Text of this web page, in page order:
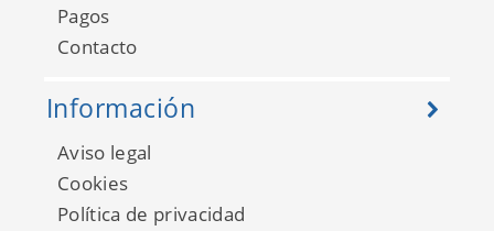
Pagos
Contacto
Información
Aviso legal
Cookies
Política de privacidad